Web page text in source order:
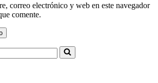
correo electrónico y web en este navegador
comente.